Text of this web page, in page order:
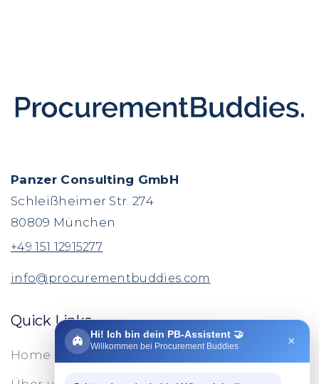
Panzer Consulting GmbH
Schleißheimer Str. 274
80809 München
+49 151 12915277
info@procurementbuddies.com
Quick Links
Home
Hi! Ich bin dein PB-Assistent 🤝
Willkommen bei Procurement Buddies ×